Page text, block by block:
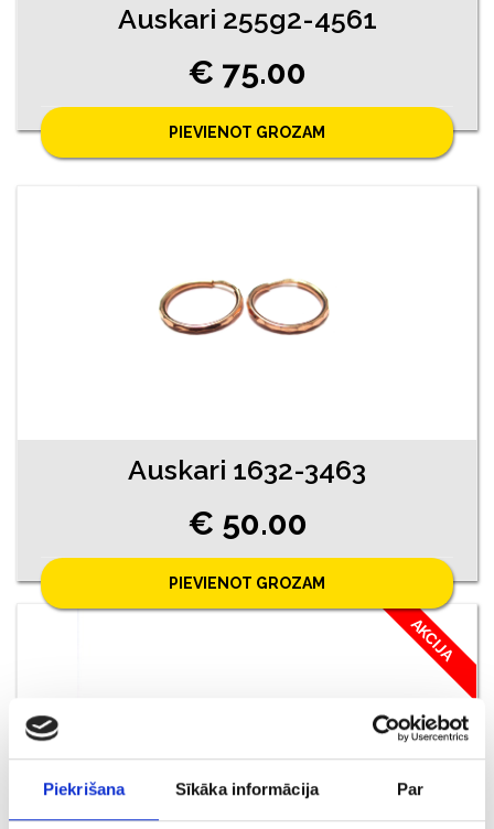
Piekrišana Sīkāka informācija Par
Auskari 255g2-4561
€ 75.00
PIEVIENOT GROZAM
Auskari 1632-3463
€ 50.00
PIEVIENOT GROZAM
AKCIJA